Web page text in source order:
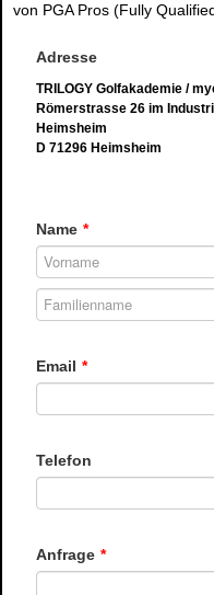
von PGA Pros (Fully
Adresse
TRILOGY Golfakademie /
Römerstrasse 26 im
Heimsheim
D 71296 Heimsheim
Name *
Email *
Telefon
Anfrage *